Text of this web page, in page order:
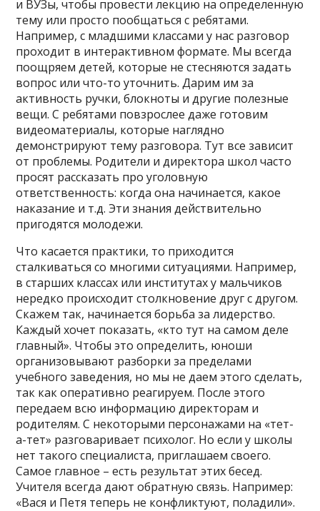
и ВУЗы, чтобы провести лекцию на определенную
тему или просто пообщаться с ребятами.
Например, с младшими классами у нас разговор
проходит в интерактивном формате. Мы всегда
поощряем детей, которые не стесняются задать
вопрос или что-то уточнить. Дарим им за
активность ручки, блокноты и другие полезные
вещи. С ребятами повзрослее даже готовим
видеоматериалы, которые наглядно
демонстрируют тему разговора. Тут все зависит
от проблемы. Родители и директора школ часто
просят рассказать про уголовную
ответственность: когда она начинается, какое
наказание и т.д. Эти знания действительно
пригодятся молодежи.
Что касается практики, то приходится
сталкиваться со многими ситуациями. Например,
в старших классах или институтах у мальчиков
нередко происходит столкновение друг с другом.
Скажем так, начинается борьба за лидерство.
Каждый хочет показать, «кто тут на самом деле
главный». Чтобы это определить, юноши
организовывают разборки за пределами
учебного заведения, но мы не даем этого сделать,
так как оперативно реагируем. После этого
передаем всю информацию директорам и
родителям. С некоторыми персонажами на «тет-
а-тет» разговаривает психолог. Но если у школы
нет такого специалиста, приглашаем своего.
Самое главное – есть результат этих бесед.
Учителя всегда дают обратную связь. Например:
«Вася и Петя теперь не конфликтуют, поладили».